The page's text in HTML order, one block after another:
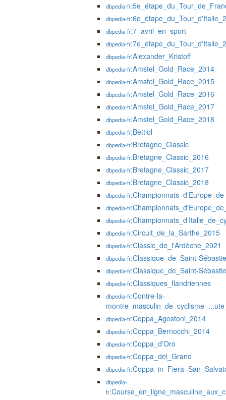
dbpedia-fr
dbpedia-fr
dbpedia-fr:7_avril_en_sport
dbpedia-fr
dbpedia-fr:Alexander_Kristoff
dbpedia-fr:Amstel_Gold_Race_2014
dbpedia-fr:Amstel_Gold_Race_2015
dbpedia-fr:Amstel_Gold_Race_2016
dbpedia-fr:Amstel_Gold_Race_2017
dbpedia-fr:Amstel_Gold_Race_2018
dbpedia-fr:Bettiol
dbpedia-fr:Bretagne_Classic
dbpedia-fr:Bretagne_Classic_2016
dbpedia-fr:Bretagne_Classic_2017
dbpedia-fr:Bretagne_Classic_2018
dbpedia-fr
dbpedia-fr
dbpedia-fr
dbpedia-fr:Circuit_de_la_Sarthe_2015
dbpedia-fr:Classic_de_l′Ardèche_2021
dbpedia-fr:Classique_de_Saint-
dbpedia-fr:Classique_de_Saint-
dbpedia-fr:Classiques_flandriennes
dbpedia-fr:Contre-la-
dbpedia-fr:Coppa_Agostoni_2014
dbpedia-fr:Coppa_Bernocchi_2014
dbpedia-fr:Coppa_d'Oro
dbpedia-fr:Coppa_del_Grano
dbpedia-fr
dbpedia-
fr